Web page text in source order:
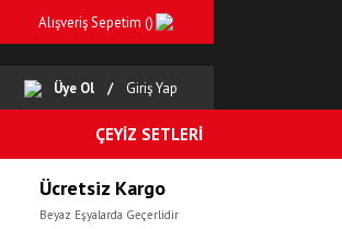
Alışveriş Sepetim ()
Üye Ol Giriş Yap
ÇEYİZ SETLERİ
Ücretsiz Kargo
Beyaz Eşyalarda Geçerlidir